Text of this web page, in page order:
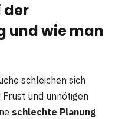
der
und wie man
schleichen sich
und unnötigen
schlechte Planung